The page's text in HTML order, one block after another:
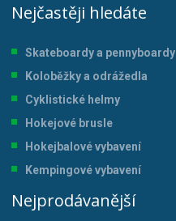
Nejčastěji hledáte
Skateboardy a pennyboardy
Koloběžky a odrážedla
Cyklistické helmy
Hokejové brusle
Hokejbalové vybavení
Kempingové vybavení
Nejprodávanější